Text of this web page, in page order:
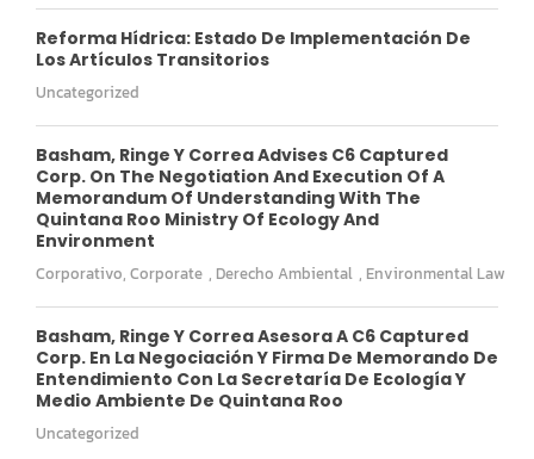
Reforma Hídrica: Estado De Implementación De
Los Artículos Transitorios
Uncategorized
Basham, Ringe Y Correa Advises C6 Captured
Corp. On The Negotiation And Execution Of A
Memorandum Of Understanding With The
Quintana Roo Ministry Of Ecology And
Environment
Corporativo, Corporate , Derecho Ambiental , Environmental Law
Basham, Ringe Y Correa Asesora A C6 Captured
Corp. En La Negociación Y Firma De Memorando De
Entendimiento Con La Secretaría De Ecología Y
Medio Ambiente De Quintana Roo
Uncategorized